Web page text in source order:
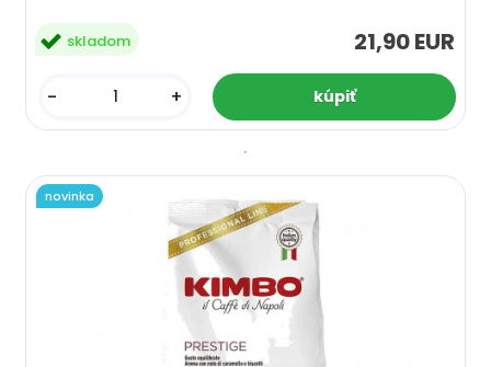
21,90 EUR
skladom
- +
novinka